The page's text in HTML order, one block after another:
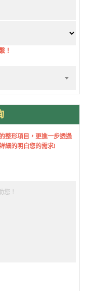
！
整形項目，更進一步透過
細的明白您的需求!